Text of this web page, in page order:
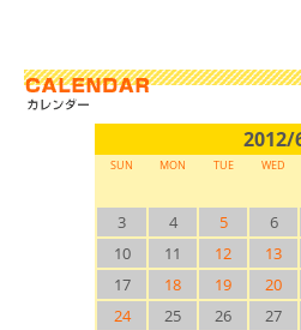
2012/
SUN MON TUE WED
3
4 5 6
10
11 12 13
17
18 19 20
24
25 26 27